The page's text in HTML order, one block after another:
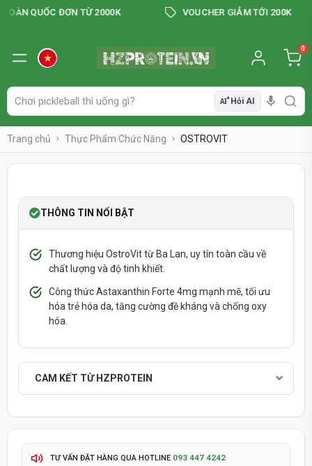
QUỐC ĐƠN TỪ 2000K VOUCHER GIẢM TỚI 200K
AI Hỏi AI
0
Trang chủ Thực Phẩm Chức Năng OSTROVIT
THÔNG TIN NỔI BẬT
Thương hiệu OstroVit từ Ba Lan, uy tín toàn cầu về
chất lượng và độ tinh khiết.
Công thức Astaxanthin Forte 4mg mạnh mẽ, tối ưu
hóa trẻ hóa da, tăng cường đề kháng và chống oxy
hóa.
CAM KẾT TỪ HZPROTEIN
SẢN PHẨM CHÍNH HÃNG - THANH TOÁN KHI NHẬN HÀNG
GIAO HÀNG HOẢ TỐC TP.HCM2-4 GIỜ
GIAO HÀNG TOÀN QUỐC -ĐỔI TRẢ 15 NGÀY
TƯ VẤN ĐẶT HÀNG QUA HOTLINE 093 447 4242